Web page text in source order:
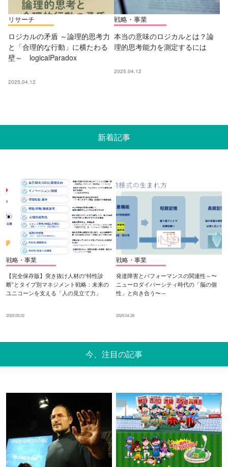
リサーチ
ロジカルの矛盾 ～論理的思考力
と「合理的な行動」に横たわる
壁～ logicalParadox
2025.04.12
戦略・事業
本当の意味のロジカルとは？論
理的思考能力を測定するには
2025.04.12
新着記事
戦略・事業
【完全保存版】突き抜け人材の“特性診
断”とタイプ別マネジメント戦略：未来の
ユニコーンを支える「人の見立て力」
2025.05.02
戦略・事業
発達障害とパフォーマンスの関連性～〜
ニューロダイバーシティ時代の「脳の個
性」と向き合う〜～
2025.04.28
今、注目の記事